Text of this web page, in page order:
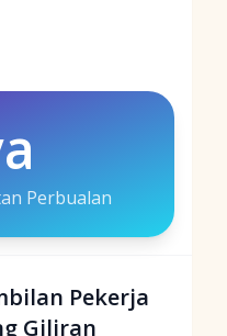
Perbualan
Pekerja
Giliran